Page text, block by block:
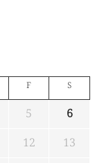
F S
5
6
12
13